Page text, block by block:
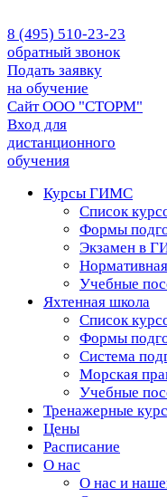
8 (495) 510-23-23
обратный звонок
Подать заявку
на обучение
Сайт ООО "СТОРМ"
Вход для
дистанционного
обучения
Курсы ГИМС
Список
Формы
Экзамен в
Учебные
Яхтенная школа
Список
Формы
Cистема
Морская
Учебные
Тренажерные
Цены
Расписание
О нас
О нас и